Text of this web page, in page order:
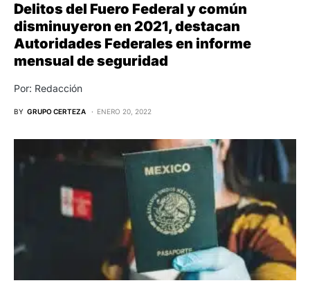
Delitos del Fuero Federal y común
disminuyeron en 2021, destacan
Autoridades Federales en informe
mensual de seguridad
Por: Redacción
BY GRUPO CERTEZA ENERO 20, 2022